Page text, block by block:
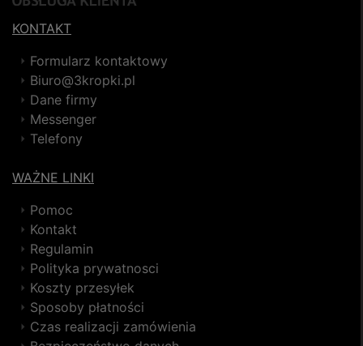
KONTAKT
Formularz kontaktowy
Biuro@3kropki.pl
Dane firmy
Messenger
Telefony
WAŻNE LINKI
Pomoc
Kontakt
Regulamin
Polityka prywatnosci
Koszty przesyłek
Sposoby płatności
Czas realizacji zamówienia